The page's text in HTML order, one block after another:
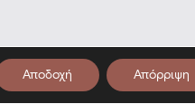
Αποδοχή Απόρριψη